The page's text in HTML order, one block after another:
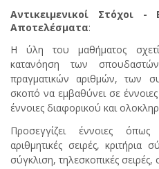
Αντικειμενικοί Στόχοι -
Αποτελέσματα:
Η ύλη του μαθήματος
κατανόηση των
πραγματικών αριθμών, των
σκοπό να εμβαθύνει σε
έννοιες διαφορικού και
Προσεγγίζει έννοιες όπως
αριθμητικές σειρές, κριτήρια
σύγκλιση, τηλεσκοπικές